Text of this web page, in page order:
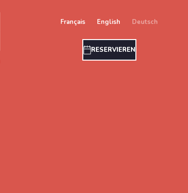
français english deutsch
RESERVIEREN